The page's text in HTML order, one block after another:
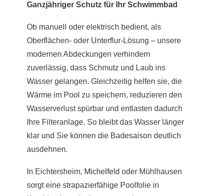
Ganzjähriger Schutz für Ihr Schwimmbad
Ob manuell oder elektrisch bedient, als
Oberflächen- oder Unterflur-Lösung – unsere
modernen Abdeckungen verhindern
zuverlässig, dass Schmutz und Laub ins
Wasser gelangen. Gleichzeitig helfen sie, die
Wärme im Pool zu speichern, reduzieren den
Wasserverlust spürbar und entlasten dadurch
Ihre Filteranlage. So bleibt das Wasser länger
klar und Sie können die Badesaison deutlich
ausdehnen.
In Eichtersheim, Michelfeld oder Mühlhausen
sorgt eine strapazierfähige Poolfolie in